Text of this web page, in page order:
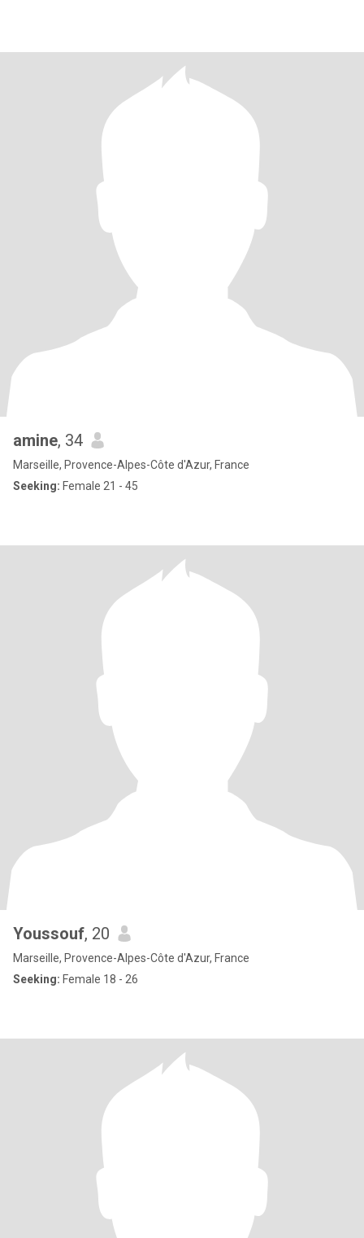
amine, 34
Marseille, Provence-Alpes-Côte d'Azur, France
Seeking: Female 21 - 45
Youssouf, 20
Marseille, Provence-Alpes-Côte d'Azur, France
Seeking: Female 18 - 26